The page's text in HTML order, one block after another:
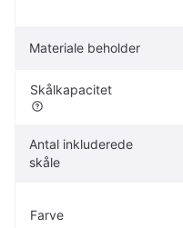
Materiale beholder
Skålkapacitet
Antal inkluderede
skåle
Farve